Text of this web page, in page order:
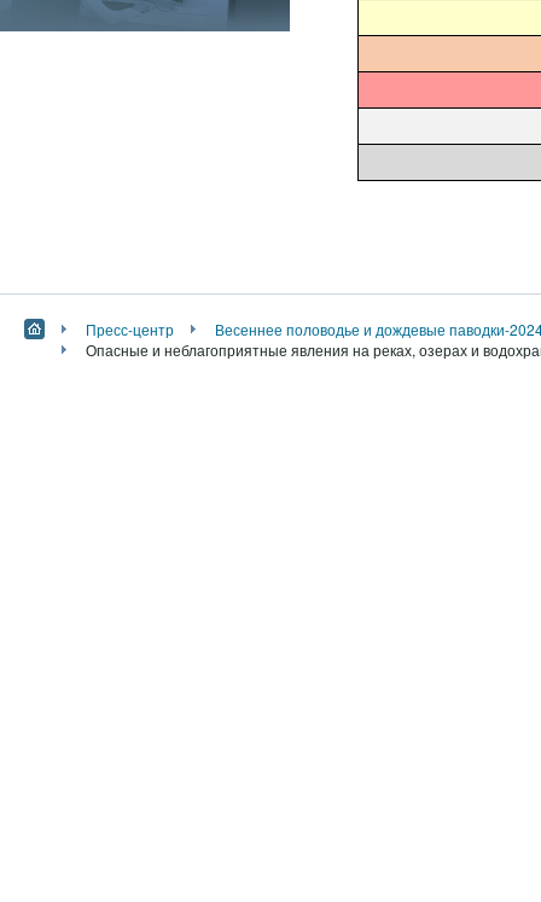
Пресс-центр
Весеннее половодье и дождевые паводки-
Опасные и неблагоприятные явления на реках, озерах и